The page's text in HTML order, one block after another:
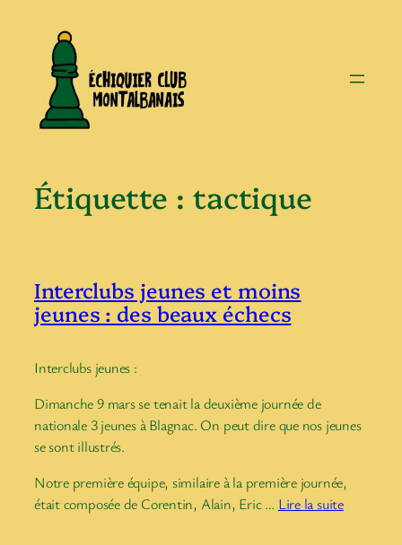
contenu
Étiquette : tactique
Interclubs jeunes et moins
jeunes : des beaux échecs
Interclubs jeunes :
Dimanche 9 mars se tenait la deuxième journée de
nationale 3 jeunes à Blagnac. On peut dire que nos jeunes
se sont illustrés.
Notre première équipe, similaire à la première journée,
était composée de Corentin, Alain, Eric … Lire la suite